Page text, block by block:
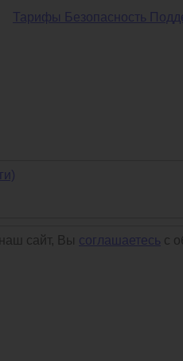
Тарифы Безопасность
сайт, Вы соглашаетесь с